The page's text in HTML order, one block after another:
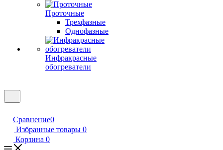
Проточные
Трехфазные
Однофазные
Инфракрасные
обогреватели
Сравнение0
Избранные товары 0
Корзина 0